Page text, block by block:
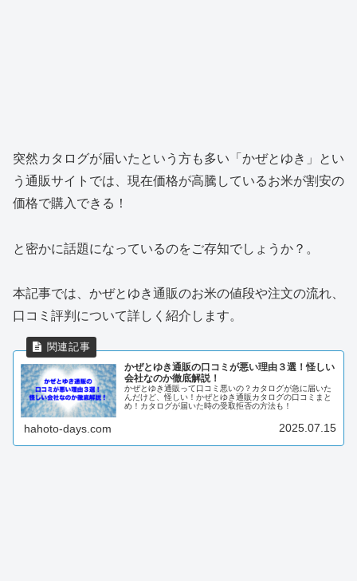
突然カタログが届いたという方も多い「かぜとゆき」とい
う通販サイトでは、現在価格が高騰しているお米が割安の
価格で購入できる！
と密かに話題になっているのをご存知でしょうか？。
本記事では、かぜとゆき通販のお米の値段や注文の流れ、
口コミ評判について詳しく紹介します。
かぜとゆき通販の口コミが悪い理由３選！怪しい
会社なのか徹底解説！
かぜとゆき通販って口コミ悪いの？カタログが急に届いた
んだけど、怪しい！かぜとゆき通販カタログの口コミまと
め！カタログが届いた時の受取拒否の方法も！
hahoto-days.com 2025.07.15